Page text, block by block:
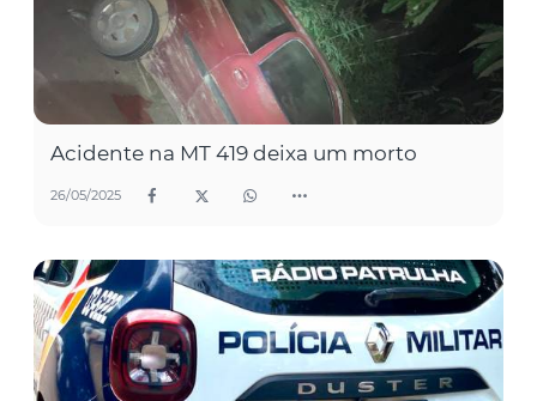
Acidente na MT 419 deixa um morto
26/05/2025